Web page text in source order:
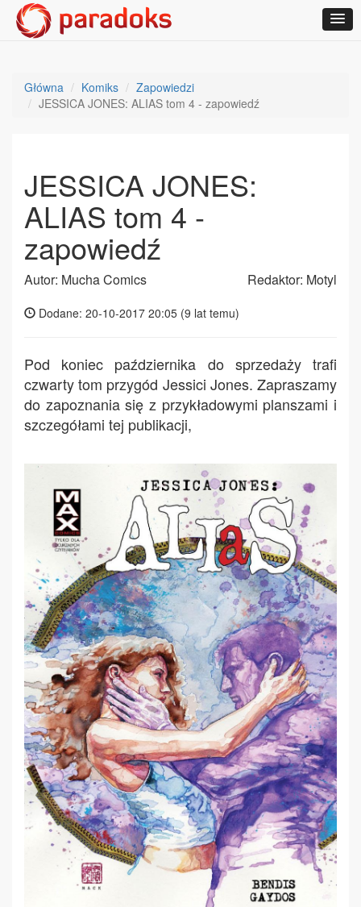
Główna Komiks
Zapowiedzi
JESSICA JONES: ALIAS tom 4 - zapowiedź
JESSICA JONES:
ALIAS tom 4 -
zapowiedź
Autor: Mucha Comics Redaktor: Motyl
Dodane: 20-10-2017 20:05 (9 lat temu)
Pod koniec października do sprzedaży trafi
czwarty tom przygód Jessici Jones. Zapraszamy
do zapoznania się z przykładowymi planszami i
szczegółami tej publikacji,